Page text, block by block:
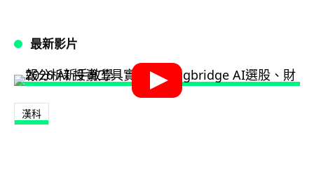
最新影片
漢科